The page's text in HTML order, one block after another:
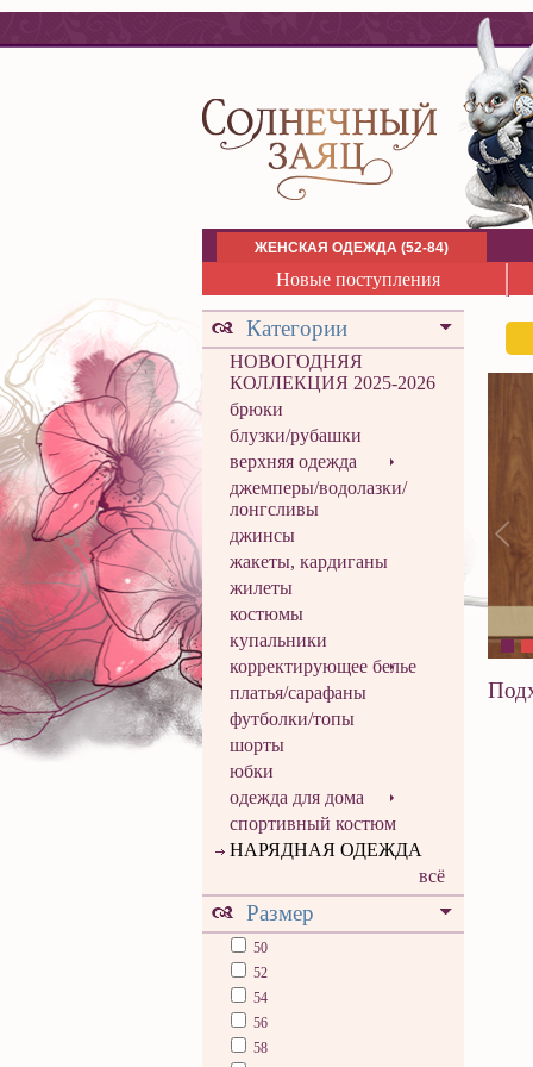
ЖЕНСКАЯ ОДЕЖДА (52-84)
Новые поступления
Категории
НОВОГОДНЯЯ
КОЛЛЕКЦИЯ 2025-2026
брюки
блузки/рубашки
верхняя одежда
джемперы/водолазки/
лонгсливы
джинсы
жакеты, кардиганы
жилеты
костюмы
купальники
корректирующее белье
платья/сарафаны
футболки/топы
шорты
юбки
одежда для дома
спортивный костюм
НАРЯДНАЯ ОДЕЖДА
всё
Размер
50
52
54
56
58